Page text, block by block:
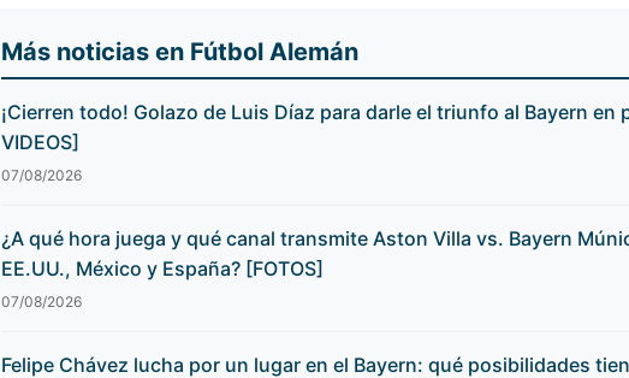
Más noticias en Fútbol Alemán
¡Cierren todo! Golazo de Luis Díaz para darle el triunfo al Bayern en
VIDEOS]
07/08/2026
¿A qué hora juega y qué canal transmite Aston Villa vs. Bayern
EE.UU., México y España? [FOTOS]
07/08/2026
Felipe Chávez lucha por un lugar en el Bayern: qué posibilidades